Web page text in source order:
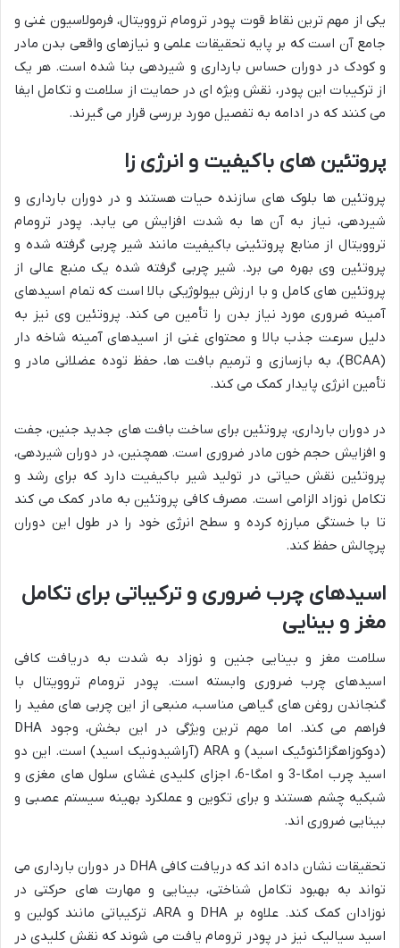
یکی از مهم ترین نقاط قوت پودر ترومام تروویتال، فرمولاسیون غنی و
جامع آن است که بر پایه تحقیقات علمی و نیازهای واقعی بدن مادر
و کودک در دوران حساس بارداری و شیردهی بنا شده است. هر یک
از ترکیبات این پودر، نقش ویژه ای در حمایت از سلامت و تکامل ایفا
می کنند که در ادامه به تفصیل مورد بررسی قرار می گیرند.
پروتئین های باکیفیت و انرژی زا
پروتئین ها بلوک های سازنده حیات هستند و در دوران بارداری و
شیردهی، نیاز به آن ها به شدت افزایش می یابد. پودر ترومام
تروویتال از منابع پروتئینی باکیفیت مانند شیر چربی گرفته شده و
پروتئین وی بهره می برد. شیر چربی گرفته شده یک منبع عالی از
پروتئین های کامل و با ارزش بیولوژیکی بالا است که تمام اسیدهای
آمینه ضروری مورد نیاز بدن را تأمین می کند. پروتئین وی نیز به
دلیل سرعت جذب بالا و محتوای غنی از اسیدهای آمینه شاخه دار
(BCAA)، به بازسازی و ترمیم بافت ها، حفظ توده عضلانی مادر و
تأمین انرژی پایدار کمک می کند.
در دوران بارداری، پروتئین برای ساخت بافت های جدید جنین، جفت
و افزایش حجم خون مادر ضروری است. همچنین، در دوران شیردهی،
پروتئین نقش حیاتی در تولید شیر باکیفیت دارد که برای رشد و
تکامل نوزاد الزامی است. مصرف کافی پروتئین به مادر کمک می کند
تا با خستگی مبارزه کرده و سطح انرژی خود را در طول این دوران
پرچالش حفظ کند.
اسیدهای چرب ضروری و ترکیباتی برای تکامل
مغز و بینایی
سلامت مغز و بینایی جنین و نوزاد به شدت به دریافت کافی
اسیدهای چرب ضروری وابسته است. پودر ترومام تروویتال با
گنجاندن روغن های گیاهی مناسب، منبعی از این چربی های مفید را
فراهم می کند. اما مهم ترین ویژگی در این بخش، وجود DHA
(دوکوزاهگزائنوئیک اسید) و ARA (آراشیدونیک اسید) است. این دو
اسید چرب امگا-3 و امگا-6، اجزای کلیدی غشای سلول های مغزی و
شبکیه چشم هستند و برای تکوین و عملکرد بهینه سیستم عصبی و
بینایی ضروری اند.
تحقیقات نشان داده اند که دریافت کافی DHA در دوران بارداری می
تواند به بهبود تکامل شناختی، بینایی و مهارت های حرکتی در
نوزادان کمک کند. علاوه بر DHA و ARA، ترکیباتی مانند کولین و
اسید سیالیک نیز در پودر ترومام یافت می شوند که نقش کلیدی در